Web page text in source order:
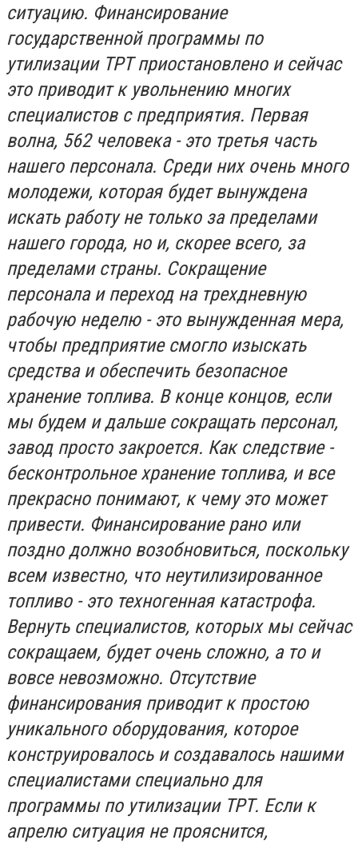
ситуацию. Финансирование
государственной программы по
утилизации ТРТ приостановлено и сейчас
это приводит к увольнению многих
специалистов с предприятия. Первая
волна, 562 человека - это третья часть
нашего персонала. Среди них очень много
молодежи, которая будет вынуждена
искать работу не только за пределами
нашего города, но и, скорее всего, за
пределами страны. Сокращение
персонала и переход на трехдневную
рабочую неделю - это вынужденная мера,
чтобы предприятие смогло изыскать
средства и обеспечить безопасное
хранение топлива. В конце концов, если
мы будем и дальше сокращать персонал,
завод просто закроется. Как следствие -
бесконтрольное хранение топлива, и все
прекрасно понимают, к чему это может
привести. Финансирование рано или
поздно должно возобновиться, поскольку
всем известно, что неутилизированное
топливо - это техногенная катастрофа.
Вернуть специалистов, которых мы сейчас
сокращаем, будет очень сложно, а то и
вовсе невозможно. Отсутствие
финансирования приводит к простою
уникального оборудования, которое
конструировалось и создавалось нашими
специалистами специально для
программы по утилизации ТРТ. Если к
апрелю ситуация не прояснится,